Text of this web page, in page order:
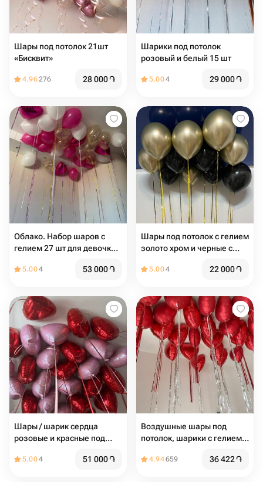
Шары под потолок 21шт
«Бисквит»
4.96276 28 000֏
Шарики под потолок
розовый и белый 15 шт
5.004 29 000֏
Облако. Набор шаров с
гелием 27 шт для девочки
5.004 53 000֏
Шары под потолок с гелием
золото хром и черные с
5.004 22 000֏
Шары / шарик сердца
розовые и красные под
5.004 51 000֏
Воздушные шары под
потолок, шарики с гелием
Pinterest, фольгированные
4.94659 36 422֏